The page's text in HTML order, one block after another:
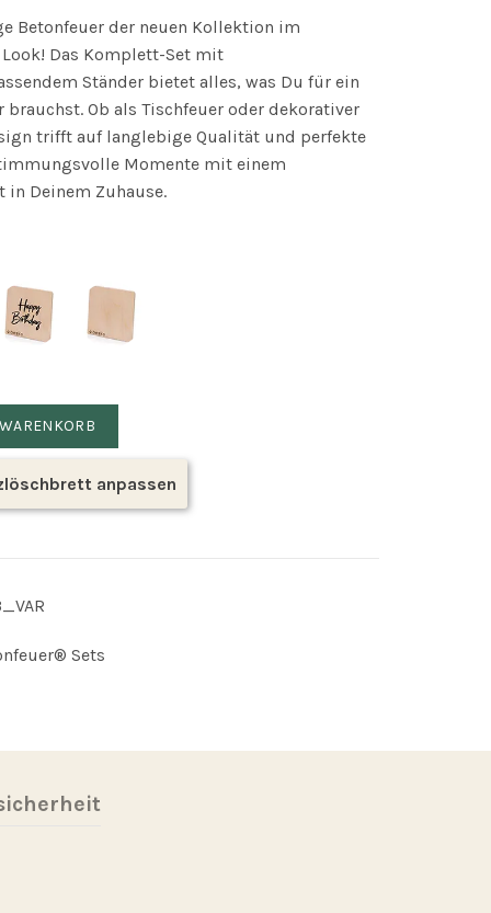
Betonfeuer der neuen Kollektion im
Das Komplett-Set mit
Ständer bietet alles, was Du für ein
Ob als Tischfeuer oder dekorativer
trifft auf langlebige Qualität und perfekte
Momente mit einem
Deinem Zuhause.
anpassen
Sets